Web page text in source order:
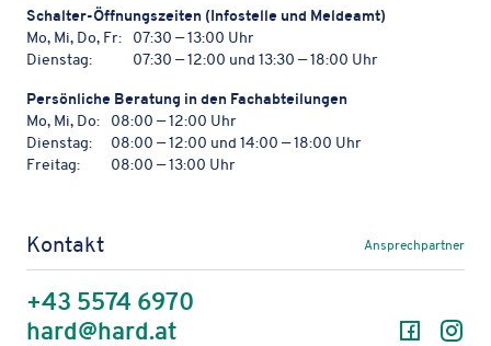
Schal­ter-Öffnungs­zei­ten (Info­stelle und Meldeamt)
Mo, Mi, Do, Fr:
07:30 — 13:00 Uhr
Dienstag:
07:30 — 12:00 und 13:30 — 18:00 Uhr
Persön­li­che Bera­tung in den Fachabteilungen
Mo, Mi, Do:
08:00 — 12:00 Uhr
Dienstag:
08:00 — 12:00 und 14:00 — 18:00 Uhr
Freitag:
08:00 — 13:00 Uhr
Kontakt Ansprechpartner
+43 5574 6970
hard@hard.at